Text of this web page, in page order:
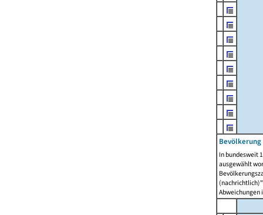
In bundesweit
ausgewählt
Abweichungen